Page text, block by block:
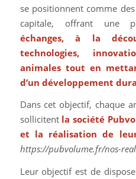
se positionnent comme
capitale, offrant une
échanges, à la
technologies,
animales tout en
d’un développement
Dans cet objectif, chaque
sollicitent la société
et la réalisation de
https://pubvolume.fr/nos-
Leur objectif est de